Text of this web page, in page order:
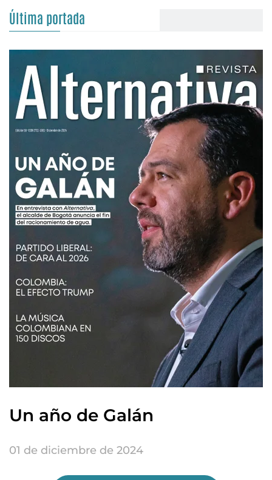
Última portada
Un año de Galán
01 de diciembre de 2024